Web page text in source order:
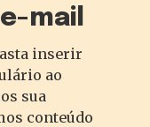
mail
inserir
ao
sua
conteúdo